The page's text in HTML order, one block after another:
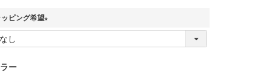
ピング希望
必
ー